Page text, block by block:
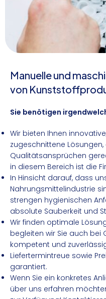
Manuelle und
von
Sie benötigen
Wir bieten Ihnen
zugeschnittene
Qualitätsansprüchen
in diesem Bereich ist die
In Hinsicht darauf, dass
Nahrungsmittelindustrie
strengen hygienischen
absolute Sauberkeit und
Wir finden optimale
begleiten wir Sie auch bei
kompetent und
Liefertermintreue sowie
garantiert.
Wenn Sie ein konkretes
über uns erfahren